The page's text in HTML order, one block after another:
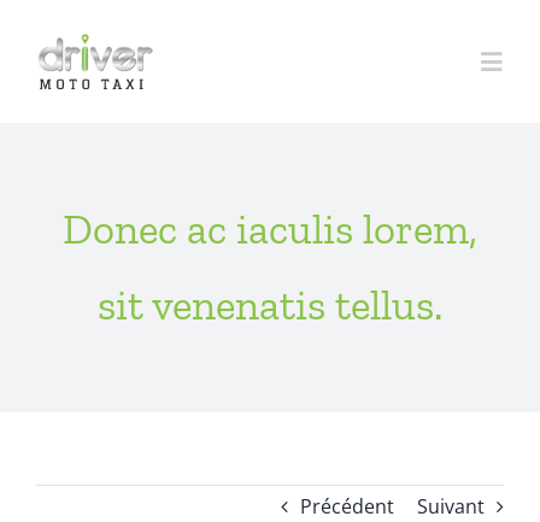
contenu
À propos
Réservation
Trajets
Donec ac iaculis lorem,
sit venenatis tellus.
Précédent Suivant